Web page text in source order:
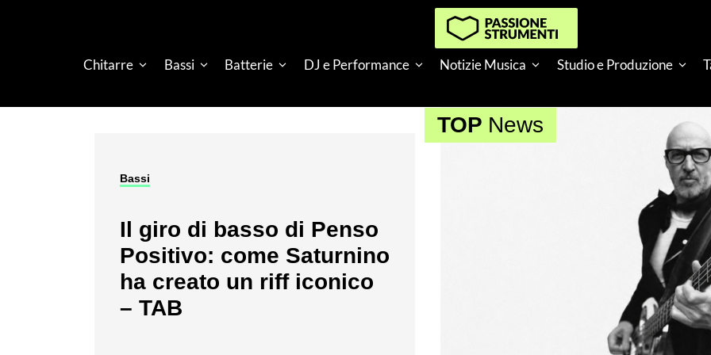
Chitarre Bassi Batterie DJ e Performance Notizie Musica Studio e Produzione
Bassi
Il giro di basso di Penso
Positivo: come Saturnino
ha creato un riff iconico
– TAB
TOP News